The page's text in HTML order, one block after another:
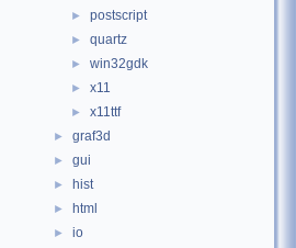
► postscript
► quartz
► win32gdk
► x11
► x11ttf
► graf3d
► gui
► hist
► html
► io